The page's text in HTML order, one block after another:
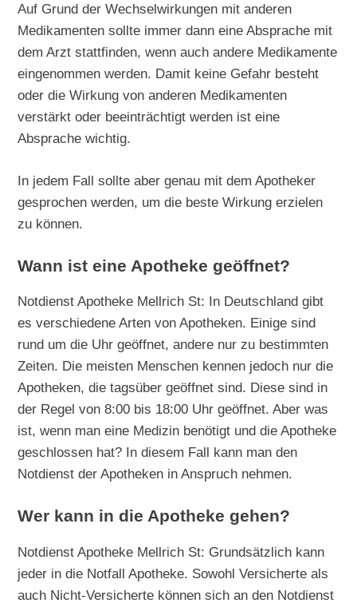
Auf Grund der Wechselwirkungen mit anderen
Medikamenten sollte immer dann eine Absprache mit
dem Arzt stattfinden, wenn auch andere Medikamente
eingenommen werden. Damit keine Gefahr besteht
oder die Wirkung von anderen Medikamenten
verstärkt oder beeinträchtigt werden ist eine
Absprache wichtig.
In jedem Fall sollte aber genau mit dem Apotheker
gesprochen werden, um die beste Wirkung erzielen
zu können.
Wann ist eine Apotheke geöffnet?
Notdienst Apotheke Mellrich St: In Deutschland gibt
es verschiedene Arten von Apotheken. Einige sind
rund um die Uhr geöffnet, andere nur zu bestimmten
Zeiten. Die meisten Menschen kennen jedoch nur die
Apotheken, die tagsüber geöffnet sind. Diese sind in
der Regel von 8:00 bis 18:00 Uhr geöffnet. Aber was
ist, wenn man eine Medizin benötigt und die Apotheke
geschlossen hat? In diesem Fall kann man den
Notdienst der Apotheken in Anspruch nehmen.
Wer kann in die Apotheke gehen?
Notdienst Apotheke Mellrich St: Grundsätzlich kann
jeder in die Notfall Apotheke. Sowohl Versicherte als
auch Nicht-Versicherte können sich an den Notdienst